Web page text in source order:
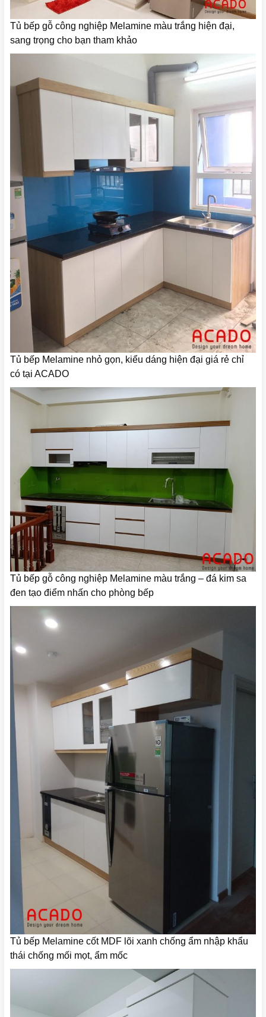
Tủ bếp gỗ công nghiệp Melamine màu trắng hiện đại,
sang trọng cho bạn tham khảo
Tủ bếp Melamine nhỏ gọn, kiểu dáng hiện đại giá rẻ chỉ
có tại ACADO
Tủ bếp gỗ công nghiệp Melamine màu trắng – đá kim sa
đen tạo điểm nhấn cho phòng bếp
Tủ bếp Melamine cốt MDF lõi xanh chống ẩm nhập khẩu
thái chống mối mọt, ẩm mốc